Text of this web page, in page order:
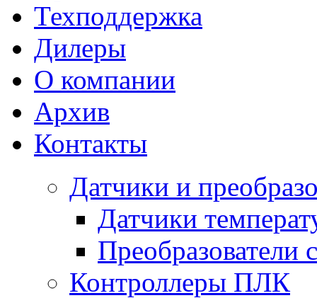
Техподдержка
Дилеры
О компании
Архив
Контакты
Датчики и
Датчики
Преобразователи
Контроллеры ПЛК